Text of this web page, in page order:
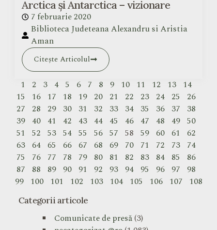
Arctica și Antarctica – vizionare
7 februarie 2020
Biblioteca Judeteana Alexandru si Aristia
Aman
Citește Articolul
1 2 3 4 5 6 7 8 9 10 11 12 13 14
15
16 17 18 19 20 21 22 23 24 25
26
27
28 29 30 31 32 33 34 35 36 37
38
39 40 41 42 43 44 45 46 47 48 49 50
51
52 53 54 55 56 57 58 59 60 61
62
63 64 65 66 67 68 69 70 71 72 73 74
75
76 77 78 79 80 81 82 83 84 85
86
87
88 89 90 91 92 93 94 95 96 97
98
99 100 101 102 103 104 105 106 107 108
Categorii articole
Comunicate de presă(3)